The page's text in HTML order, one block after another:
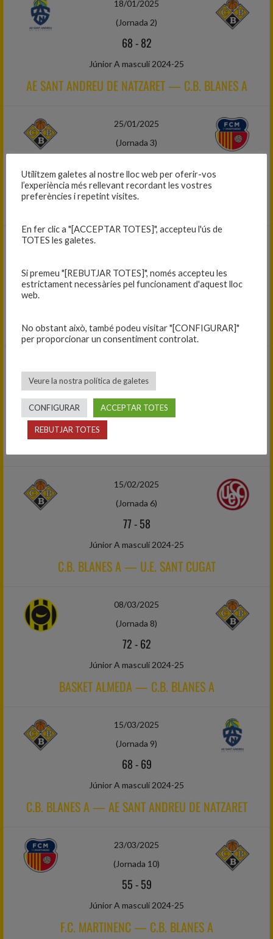
18/01/2025
(Jornada 2)
68-82
Júnior A masculí 2024-25
AE SANT ANDREU DE NATZARET — C.B. BLANES A
25/01/2025
(Jornada 3)
Júnior A masculí 2024-25
C.B. BLANES A — F.C. MARTINENC
51-57
M. BOET MATARÓ — C.B. BLANES A
(Jornada 5)
56-92
Júnior A masculí 2024-25
15/02/2025
(Jornada 6)
77-58
Júnior A masculí 2024-25
C.B. BLANES A — U.E. SANT CUGAT
08/03/2025
(Jornada 8)
72-62
Júnior A masculí 2024-25
BASKET ALMEDA — C.B. BLANES A
15/03/2025
(Jornada 9)
68-69
Júnior A masculí 2024-25
C.B. BLANES A — AE SANT ANDREU DE NATZARET
23/03/2025
(Jornada 10)
55-59
Júnior A masculí 2024-25
F.C. MARTINENC — C.B. BLANES A
Utilitzem galetes al nostre lloc web per oferir-vos
l’experiència més rellevant recordant les vostres
preferències i repetint visites.
En fer clic a "[ACCEPTAR TOTES]", accepteu l'ús de
TOTES les galetes.
Si premeu "[REBUTJAR TOTES]", només accepteu les
estrictament necessàries pel funcionament d'aquest lloc
web.
No obstant això, també podeu visitar "[CONFIGURAR]"
per proporcionar un consentiment controlat.
Veure la nostra política de galetes
CONFIGURAR ACCEPTAR TOTES
REBUTJAR TOTES